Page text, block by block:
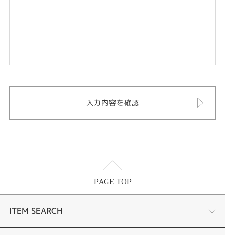
PAGE TOP
ITEM SEARCH